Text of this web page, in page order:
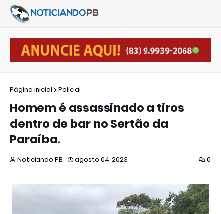
Página inicial Policial
Homem é assassinado a tiros
dentro de bar no Sertão da
Paraíba.
Noticiando PB agosto 04, 2023 0